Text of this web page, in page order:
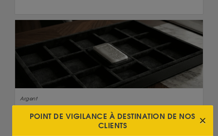
Argent
ARGENT MÉTAL : LE MARCHÉ SE DIRIGE VERS
UNE SIXIÈME ANNÉE DE DÉFICIT
POINT DE VIGILANCE À DESTINATION DE NOS
CLIENTS